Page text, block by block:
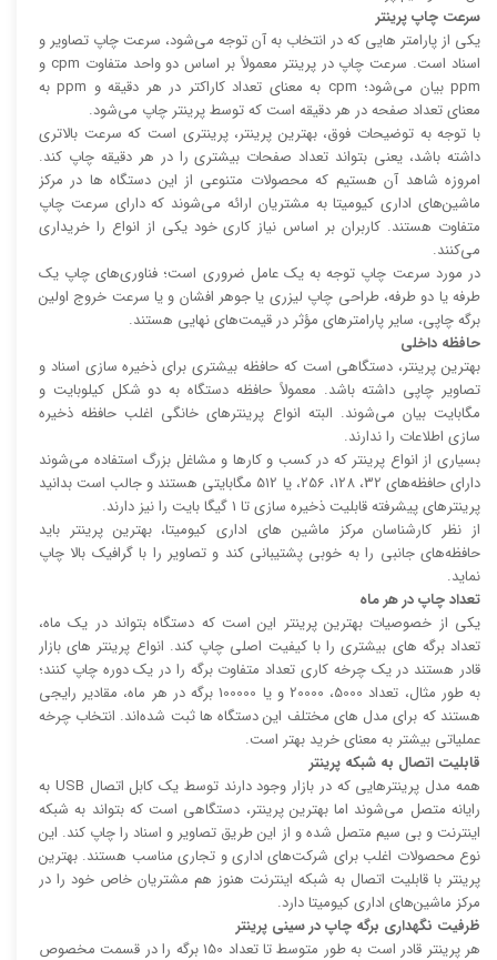
سرعت چاپ پرینتر
یکی از پارامتر هایی که در انتخاب به آن توجه می‌شود، سرعت چاپ تصاویر و
اسناد است. سرعت چاپ در پرینتر معمولاً بر اساس دو واحد متفاوت cpm و
ppm بیان می‌شود؛ cpm به معنای تعداد کاراکتر در هر دقیقه و ppm به
معنای تعداد صفحه در هر دقیقه است که توسط پرینتر چاپ می‌شود.
با توجه به توضیحات فوق، بهترین پرینتر، پرینتری است که سرعت بالا‌‌تری
داشته باشد، یعنی بتواند تعداد صفحات بیشتری را در هر دقیقه چاپ کند.
امروزه شاهد آن هستیم که محصولات متنوعی از این دستگاه ها در مرکز
ماشین‌های اداری کیومیتا به مشتریان ارائه می‌شوند که دارای سرعت چاپ
متفاوت هستند. کاربران بر اساس نیاز کاری خود یکی از انواع را خریداری
می‌کنند.
در مورد سرعت چاپ توجه به یک عامل ضروری است؛ فناوری‌های چاپ یک
طرفه یا دو طرفه، طراحی چاپ لیزری یا جوهر افشان و یا سرعت خروج اولین
برگه چاپی، سایر پارامتر‌های مؤثر در قیمت‌های نهایی هستند.
حافظه داخلی
بهترین پرینتر، دستگاهی است که حافظه بیشتری برای ذخیره سازی اسناد و
تصاویر چاپی داشته باشد. معمولاً حافظه دستگاه به دو شکل کیلوبایت و
مگابایت بیان می‌شوند. البته انواع پرینتر‌های خانگی اغلب حافظه ذخیره
سازی اطلاعات را ندارند.
بسیاری از انواع پرینتر که در کسب و کار‌ها و مشاغل بزرگ استفاده می‌شوند
دارای حافظه‌های 32، 128، 256، یا 512 مگابایتی هستند و جالب است بدانید
پرینتر‌های پیشرفته قابلیت ذخیره سازی تا 1 گیگا بایت را نیز دارند.
از نظر کارشناسان مرکز ماشین های اداری کیومیتا، بهترین پرینتر باید
حافظه‌های جانبی را به خوبی پشتیبانی کند و تصاویر را با گرافیک بالا چاپ
نماید.
تعداد چاپ در هر ماه
یکی از خصوصیات بهترین پرینتر این است که دستگاه بتواند در یک ماه،
تعداد برگه های بیشتری را با کیفیت اصلی چاپ کند. انواع پرینتر های بازار
قادر هستند در یک چرخه کاری تعداد متفاوت برگه را در یک دوره چاپ کنند؛
به طور مثال، تعداد 5000، 20000 و یا 100000 برگه در هر ماه، مقادیر رایجی
هستند که برای مدل های مختلف این دستگاه ها ثبت شده‌اند. انتخاب چرخه
عملیاتی بیشتر به معنای خرید بهتر است.
قابلیت اتصال به شبکه پرینتر
همه مدل پرینتر‌هایی که در بازار وجود دارند توسط یک کابل اتصال USB به
رایانه متصل می‌شوند اما بهترین پرینتر، دستگاهی است که بتواند به شبکه
اینترنت و بی سیم متصل شده و از این طریق تصاویر و اسناد را چاپ کند. این
نوع محصولات اغلب برای شرکت‌های اداری و تجاری مناسب هستند. بهترین
پرینتر با قابلیت اتصال به شبکه اینترنت هنوز هم مشتریان خاص خود را در
مرکز ماشین‌های اداری کیومیتا دارد.
ظرفیت نگهداری برگه چاپ در سینی پرینتر
هر پرینتر قادر است به طور متوسط تا تعداد 150 برگه را در قسمت مخصوص